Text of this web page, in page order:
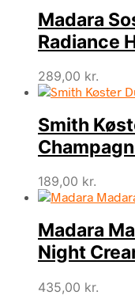
Madara
Radiance
289,00 kr.
Smith
189,00 kr.
Madara
Night
435,00 kr.